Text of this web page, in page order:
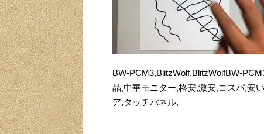
BW-PCM3,BlitzWolf,BlitzWolfBW-
晶,中華モニター,格安,激安,コスパ,安
ア,タッチパネル,